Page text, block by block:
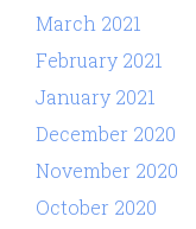
March 2021
February 2021
January 2021
December 2020
November 2020
October 2020